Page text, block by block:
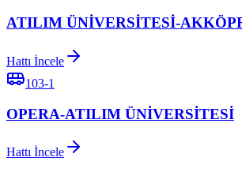
ATILIM ÜNİVERSİTESİ-
Hattı İncele
103-1
OPERA-ATILIM ÜNİVERSİTESİ
Hattı İncele